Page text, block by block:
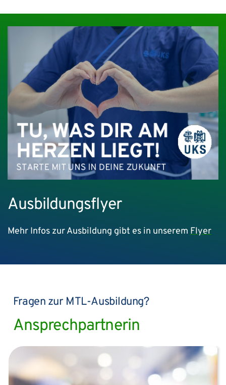
Ausbildungsflyer
Mehr Infos zur Ausbildung gibt es in unserem Flyer
Fragen zur MTL-Ausbildung?
Ansprechpartnerin